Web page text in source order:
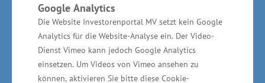
Google Analytics
Die Website Investorenportal MV setzt kein Google
Analytics für die Website-Analyse ein. Der Video-
Dienst Vimeo kann jedoch Google Analytics
einsetzen. Um Videos von Vimeo ansehen zu
können, aktivieren Sie bitte diese Cookie-
Torsten Grundke, Media Markt GmbH, Stralsund;
Philipp Heyna, Heynaht GmbH, Rostock